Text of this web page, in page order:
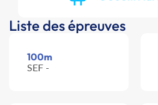
Liste des épreuves
100m
SEF -